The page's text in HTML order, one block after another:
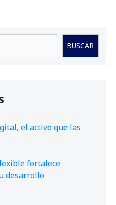
BUSCAR
el activo que las
fortalece
desarrollo